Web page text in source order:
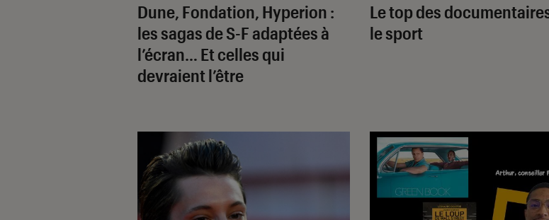
Dune, Fondation, Hyperion :
les sagas de S-F adaptées à
l’écran… Et celles qui
devraient l’être
Le top des
le sport